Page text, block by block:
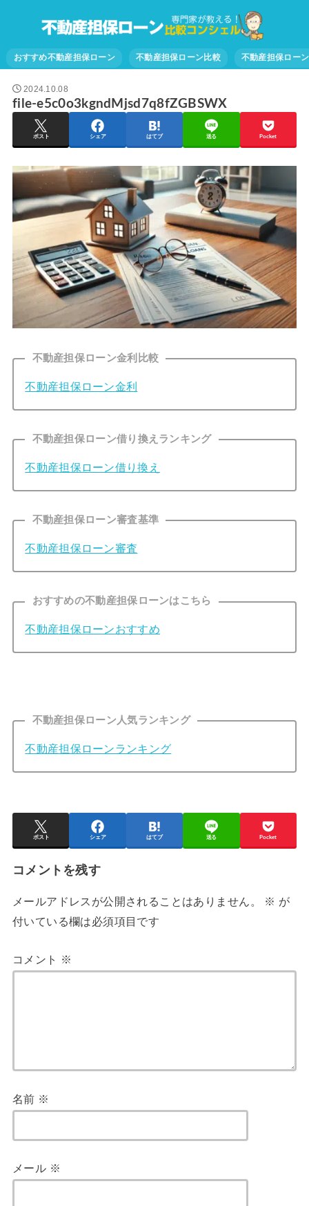
おすすめ不動産担保ローン 不動産担保ローン比較 不動産担保ロー
2024.10.08
file-e5c0o3kgndMjsd7q8fZGBSWX
ポスト シェア はてブ 送る Pocket
不動産担保ローン金利比較
不動産担保ローン金利
不動産担保ローン借り換えランキング
不動産担保ローン借り換え
不動産担保ローン審査基準
不動産担保ローン審査
おすすめの不動産担保ローンはこちら
不動産担保ローンおすすめ
不動産担保ローン人気ランキング
不動産担保ローンランキング
ポスト シェア はてブ 送る Pocket
コメントを残す
メールアドレスが公開されることはありません。 ※ が
付いている欄は必須項目です
コメント ※
名前 ※
メール ※